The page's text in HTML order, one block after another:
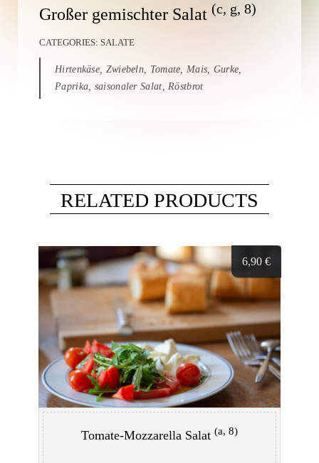
Großer gemischter Salat (c, g, 8)
CATEGORIES: SALATE
Hirtenkäse, Zwiebeln, Tomate, Mais, Gurke,
Paprika, saisonaler Salat, Röstbrot
RELATED PRODUCTS
6,90 €
Tomate-Mozzarella Salat (a, 8)